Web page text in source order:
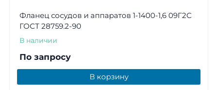
Фланец сосудов и аппаратов 1-1400-1,6 09Г2С
ГОСТ 28759.2-90
В наличии
По запросу
В корзину